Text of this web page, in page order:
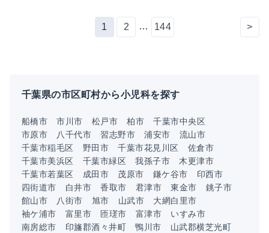
1 2 … 144 >
千葉県の市区町村から小児科を探す
船橋市 市川市 松戸市 柏市
千葉市中央区
市原市
八千代市 習志野市 浦安市
流山市
千葉市稲毛区
野田市 千葉市花見川区
佐倉市
千葉市美浜区
千葉市緑区 我孫子市
木更津市
千葉市若葉区
成田市 茂原市 鎌ケ谷市
印西市
四街道市
白井市 香取市 君津市 東金市
銚子市
館山市
八街市 旭市 山武市
大網白里市
袖ケ浦市
富里市 匝瑳市 富津市
いすみ市
南房総市
印旛郡酒々井町 鴨川市
山武郡横芝光町